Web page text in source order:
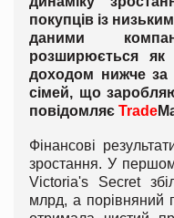
покупців із
даними
розширюється як
доходом нижче за
сімей, що
повідомляє Trade
Фінансові
зростання. У
Victoria's Secret
млрд, а порівняний